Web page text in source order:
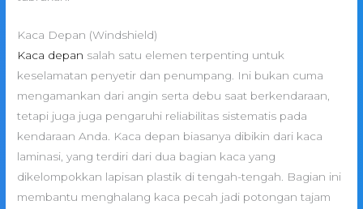
Kaca Depan (Windshield)
Kaca depan salah satu elemen terpenting untuk
keselamatan penyetir dan penumpang. Ini bukan cuma
mengamankan dari angin serta debu saat berkendaraan,
tetapi juga juga pengaruhi reliabilitas sistematis pada
kendaraan Anda. Kaca depan biasanya dibikin dari kaca
laminasi, yang terdiri dari dua bagian kaca yang
dikelompokkan lapisan plastik di tengah-tengah. Bagian ini
membantu menghalang kaca pecah jadi potongan tajam